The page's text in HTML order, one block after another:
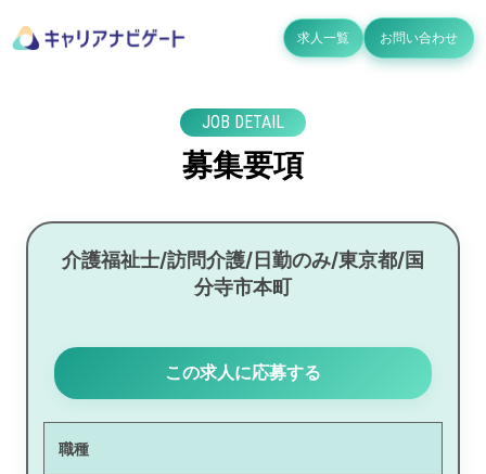
求人一覧 お問い合わせ
JOB DETAIL
募集要項
介護福祉士/訪問介護/日勤のみ/東京都/国
分寺市本町
この求人に応募する
職種